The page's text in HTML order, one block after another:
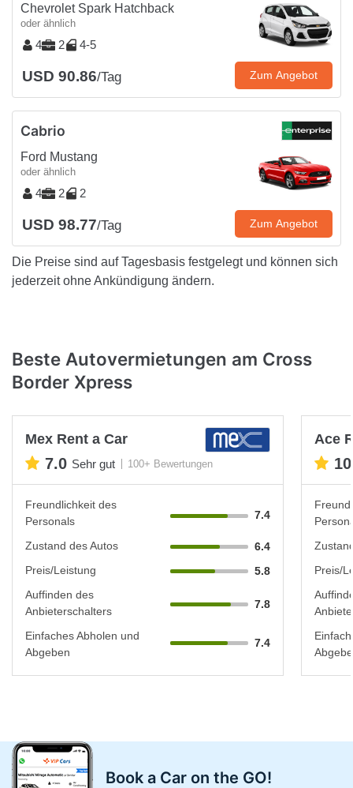
Chevrolet Spark Hatchback
oder ähnlich
4 2 4-5
USD 90.86/Tag Zum Angebot
Cabrio
Ford Mustang
oder ähnlich
4 2 2
USD 98.77/Tag Zum Angebot
Die Preise sind auf Tagesbasis festgelegt und können sich
jederzeit ohne Ankündigung ändern.
Beste Autovermietungen am Cross
Border Xpress
Mex Rent a Car
7.0 Sehr gut 100+ Bewertungen
Freundlichkeit des
Personals
7.4
Zustand des Autos
6.4
Preis/Leistung
5.8
Auffinden des
Anbieterschalters
7.8
Einfaches Abholen und
Abgeben
7.4
Ace
Preis/
Book a Car on the GO!